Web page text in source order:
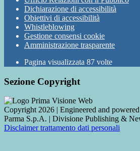
Dichiarazione di accessibilità
Obiettivi di accessibilità
Whistleblowing
Gestione consensi cookie
Amministrazione trasparente
Pagina visualizzata 87 volte
Sezione Copyright
Copyright 2026 | Engineered and
Parma S.p.A. | Divisione Publishing &
Disclaimer trattamento dati personali